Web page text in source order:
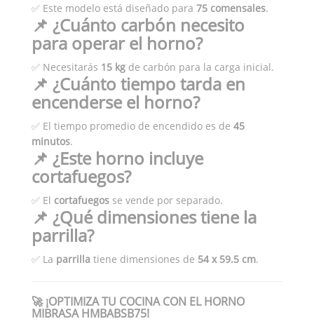
✅ Este modelo está diseñado para 75 comensales.
📌 ¿Cuánto carbón necesito
para operar el horno?
✅ Necesitarás 15 kg de carbón para la carga inicial.
📌 ¿Cuánto tiempo tarda en
encenderse el horno?
✅ El tiempo promedio de encendido es de 45
minutos.
📌 ¿Este horno incluye
cortafuegos?
✅ El cortafuegos se vende por separado.
📌 ¿Qué dimensiones tiene la
parrilla?
✅ La parrilla tiene dimensiones de 54 x 59.5 cm.
🚀 ¡OPTIMIZA TU COCINA CON EL HORNO
MIBRASA HMBABSB75!